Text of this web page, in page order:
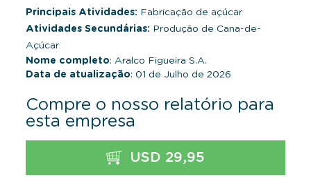
Principais Atividades: Fabricação de açúcar
Atividades Secundárias: Produção de Cana-de-
Açúcar
Nome completo: Aralco Figueira S.A.
Data de atualização: 01 de Julho de 2026
Compre o nosso relatório para
esta empresa
USD 29,95